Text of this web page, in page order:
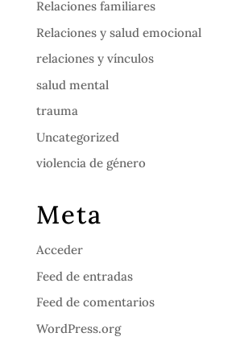
Relaciones familiares
Relaciones y salud emocional
relaciones y vínculos
salud mental
trauma
Uncategorized
violencia de género
Meta
Acceder
Feed de entradas
Feed de comentarios
WordPress.org